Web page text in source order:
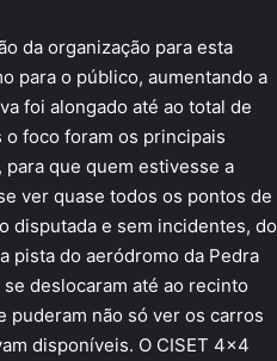
da organização para esta
para o público, aumentando a
foi alongado até ao total de
foco foram os principais
que quem estivesse a
ver quase todos os pontos de
disputada e sem incidentes, do
pista do aeródromo da Pedra
deslocaram até ao recinto
puderam não só ver os carros
disponíveis. O CISET 4×4